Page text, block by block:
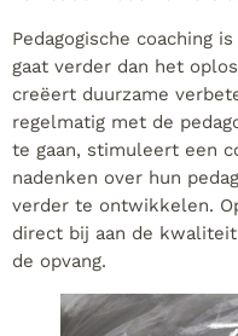
Pedagogische coaching
gaat verder dan het
creëert duurzame
regelmatig met de
te gaan, stimuleert een
nadenken over hun
verder te ontwikkelen.
direct bij aan de
de opvang.